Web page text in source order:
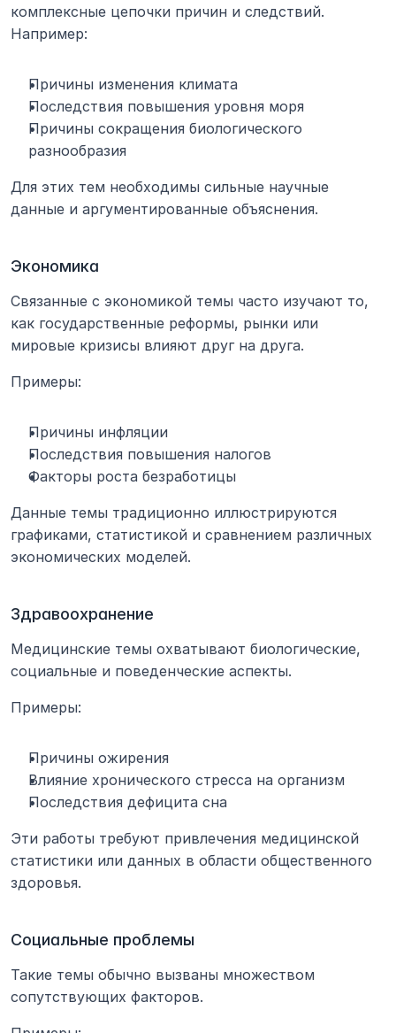
комплексные цепочки причин и следствий.
Например:
Причины изменения климата
Последствия повышения уровня моря
Причины сокращения биологического
разнообразия
Для этих тем необходимы сильные научные
данные и аргументированные объяснения.
Экономика
Связанные с экономикой темы часто изучают то,
как государственные реформы, рынки или
мировые кризисы влияют друг на друга.
Примеры:
Причины инфляции
Последствия повышения налогов
Факторы роста безработицы
Данные темы традиционно иллюстрируются
графиками, статистикой и сравнением различных
экономических моделей.
Здравоохранение
Медицинские темы охватывают биологические,
социальные и поведенческие аспекты.
Примеры:
Причины ожирения
Влияние хронического стресса на организм
Последствия дефицита сна
Эти работы требуют привлечения медицинской
статистики или данных в области общественного
здоровья.
Социальные проблемы
Такие темы обычно вызваны множеством
сопутствующих факторов.